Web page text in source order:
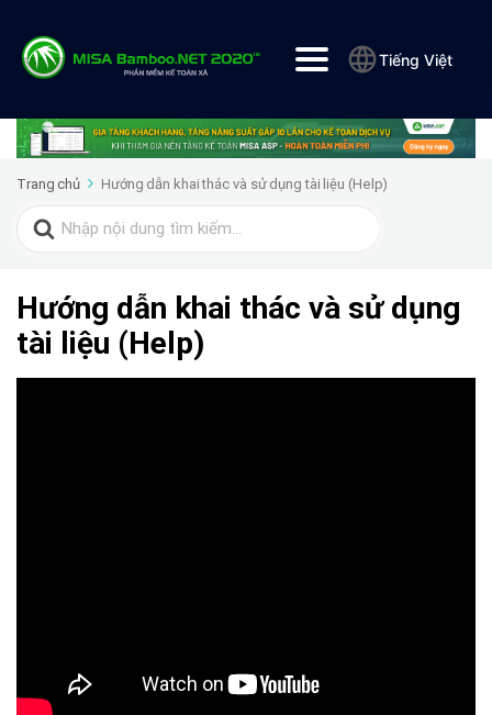
Tiếng Việt
Trang chủ Hướng dẫn khai thác và sử dụng tài liệu (Help)
Search
for:
Hướng dẫn khai thác và sử dụng
tài liệu (Help)